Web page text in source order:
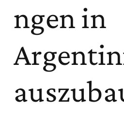
ngen in